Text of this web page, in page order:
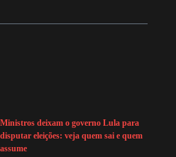
Ministros deixam o governo Lula para
disputar eleições: veja quem sai e quem
assume